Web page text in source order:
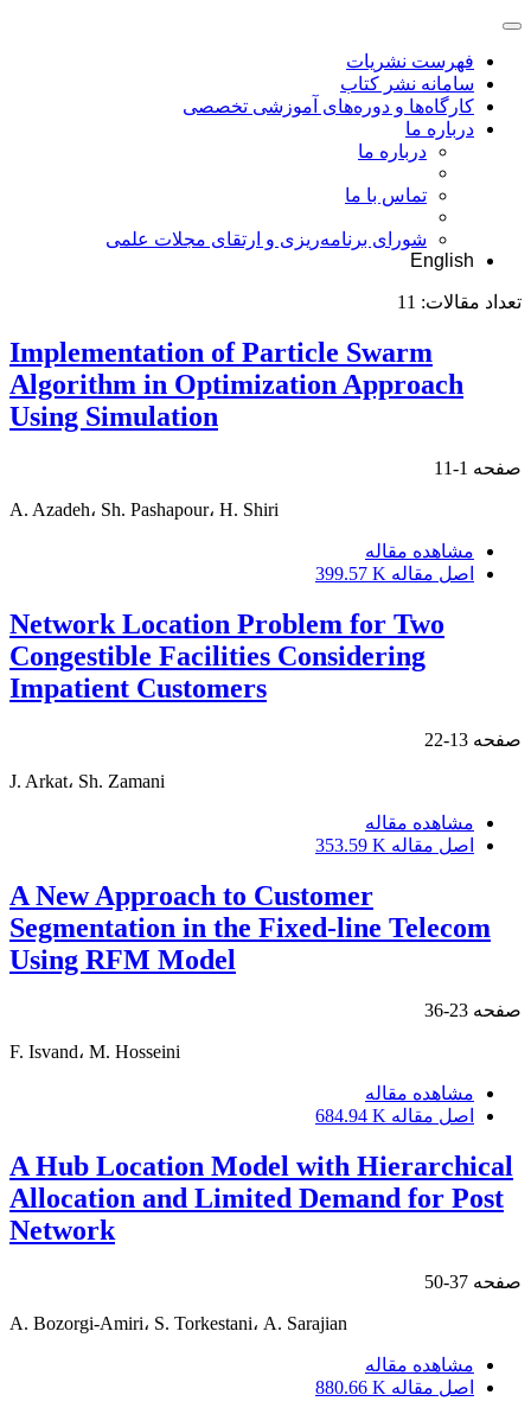
فهرست نشریات
سامانه نشر کتاب
کارگاه‌ها و دوره‌های آموزشی تخصصی
درباره ما
درباره ما
تماس با ما
شورای برنامه‌ریزی و ارتقای مجلات علمی
English
تعداد مقالات: 11
Implementation of Particle Swarm
Algorithm in Optimization Approach
Using Simulation
صفحه 1-11
A. Azadeh، Sh. Pashapour، H. Shiri
مشاهده مقاله
اصل مقاله 399.57 K
Network Location Problem for Two
Congestible Facilities Considering
Impatient Customers
صفحه 13-22
J. Arkat، Sh. Zamani
مشاهده مقاله
اصل مقاله 353.59 K
A New Approach to Customer
Segmentation in the Fixed-line Telecom
Using RFM Model
صفحه 23-36
F. Isvand، M. Hosseini
مشاهده مقاله
اصل مقاله 684.94 K
A Hub Location Model with Hierarchical
Allocation and Limited Demand for Post
Network
صفحه 37-50
A. Bozorgi-Amiri، S. Torkestani، A. Sarajian
مشاهده مقاله
اصل مقاله 880.66 K